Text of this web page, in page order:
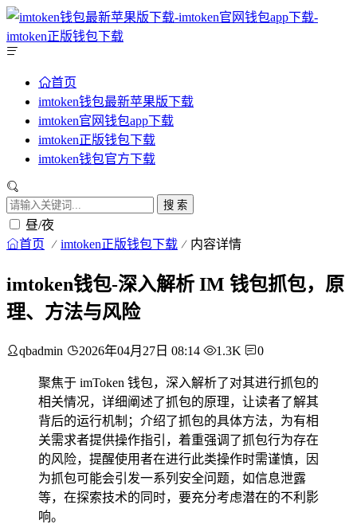
首页
imtoken钱包最新苹果版下载
imtoken官网钱包app下载
imtoken正版钱包下载
imtoken钱包官方下载
搜 索
昼/夜
首页 imtoken正版钱包下载 内容详情
imtoken钱包-深入解析 IM 钱包抓包，原
理、方法与风险
qbadmin 2026年04月27日 08:14 1.3K 0
聚焦于 imToken 钱包，深入解析了对其进行抓包的
相关情况，详细阐述了抓包的原理，让读者了解其
背后的运行机制；介绍了抓包的具体方法，为有相
关需求者提供操作指引，着重强调了抓包行为存在
的风险，提醒使用者在进行此类操作时需谨慎，因
为抓包可能会引发一系列安全问题，如信息泄露
等，在探索技术的同时，要充分考虑潜在的不利影
响。